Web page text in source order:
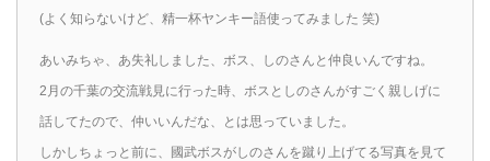
(よく知らないけど、精一杯ヤンキー語使ってみました 笑)
あいみちゃ、あ失礼しました、ボス、しのさんと仲良いんですね。
2月の千葉の交流戦見に行った時、ボスとしのさんがすごく親しげに
話してたので、仲いいんだな、とは思っていました。
しかしちょっと前に、國武ボスがしのさんを蹴り上げてる写真を見て